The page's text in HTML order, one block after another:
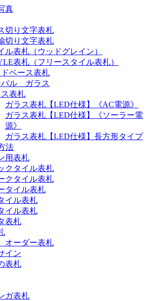
真
切り文字表札
切り文字表札
ル表札（ウッドグレイン）
表札（フリースタイル表札）
ドベース表札
バル ガラス
ス表札
ガラス表札【LED仕様】《AC電源》
ガラス表札【LED仕様】《ソーラー電
源》
ガラス表札【LED仕様】長方形タイプ
法
用表札
クタイル表札
クタイル表札
タイル表札
イル表札
イル表札
表札
ーダー表札
イン
表札
ガ表札